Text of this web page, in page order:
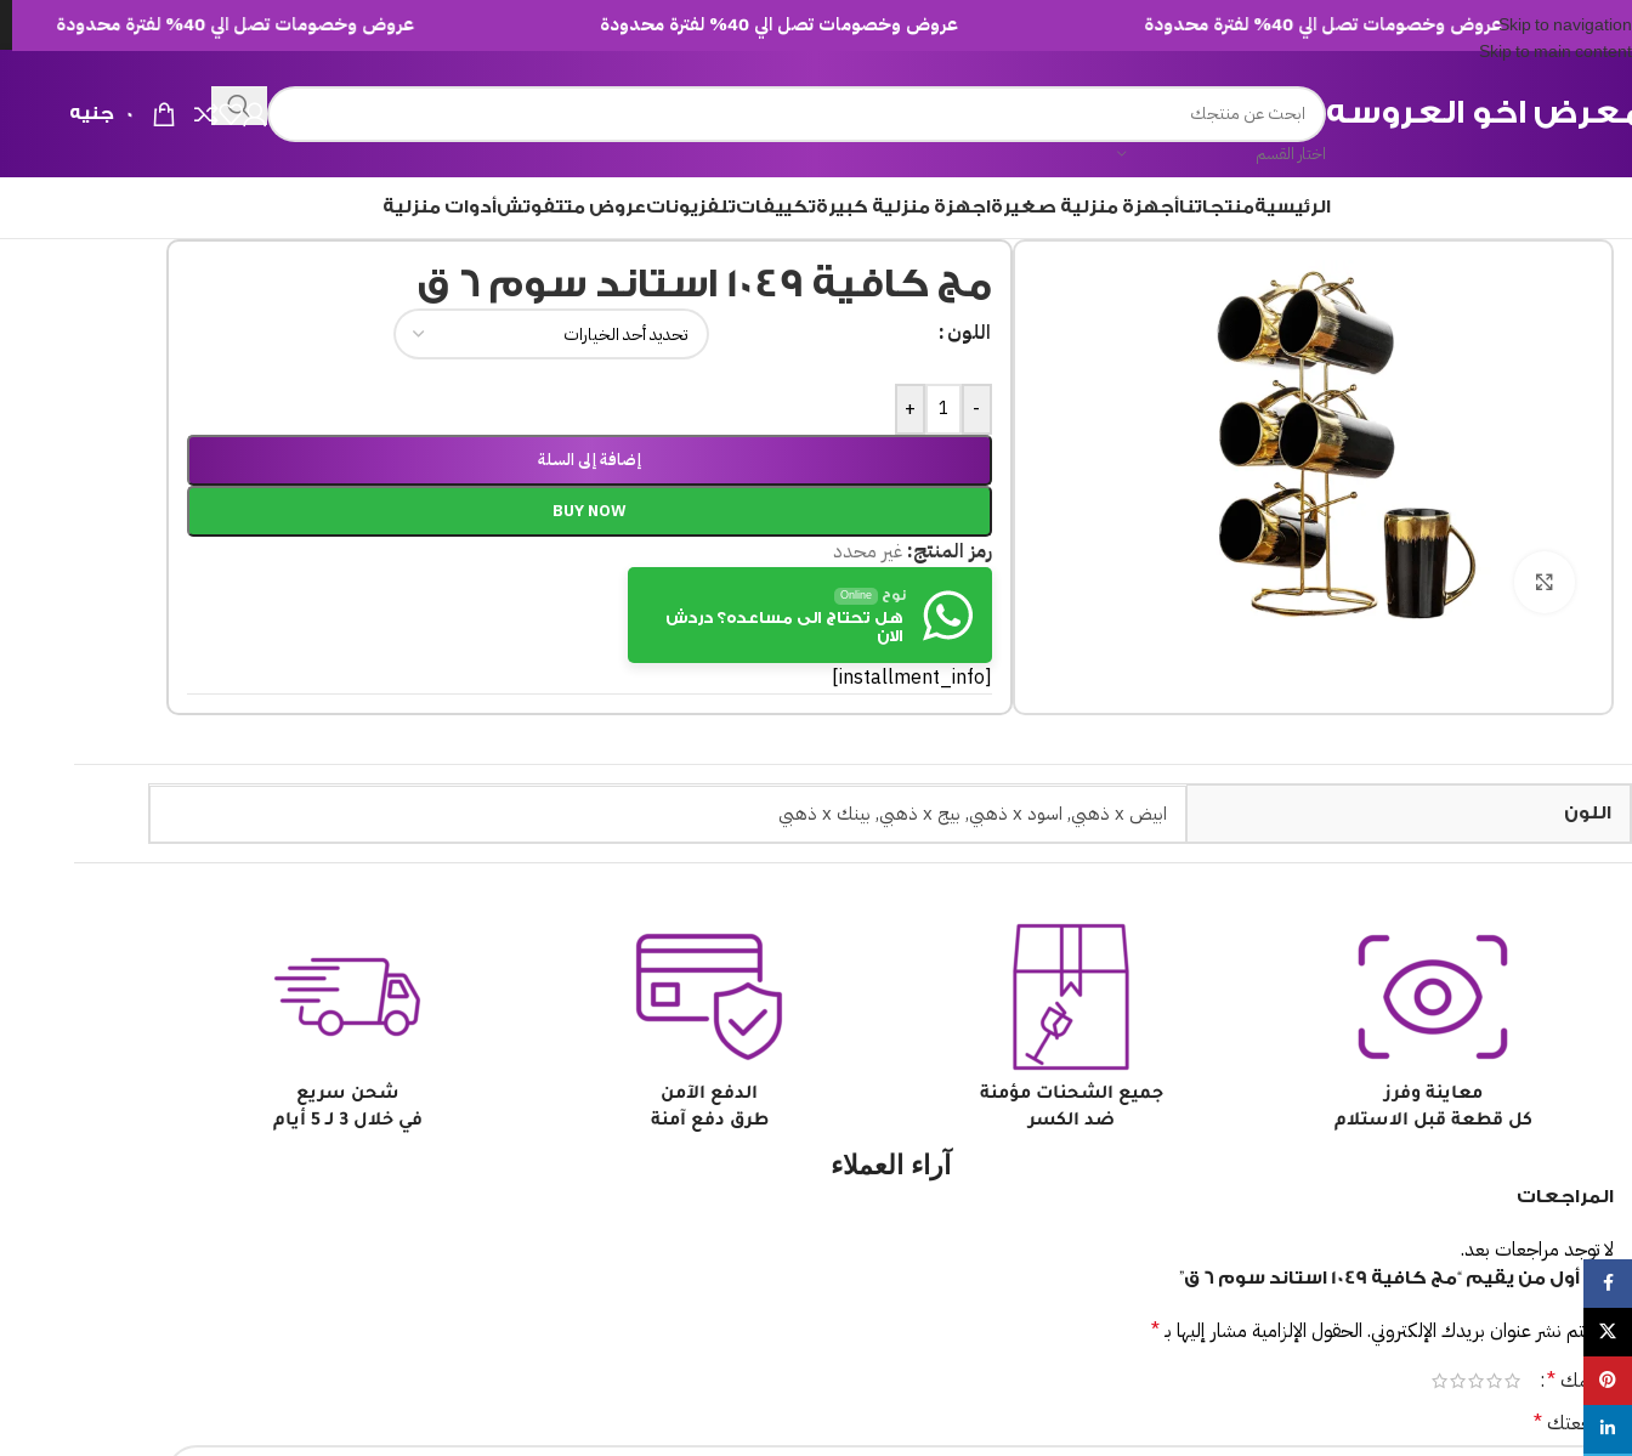
Skip to navigation
Skip to main content
عروض وخصومات تصل الي 40% لفترة محدودة عروض وخصومات تصل الي 40% لفترة محدودة عروض وخصومات تصل الي 40% لفترة محدودة
اخو العروسه
اختار القسم
0 جنيه
الرئيسيةمنتجاتناأجهزة منزلية صغيرةاجهزة منزلية كبيرةتكييفاتتلفزيوناتعروض متتفوتشأدوات منزلية
Click to enlarge
مج كافية 1049 استاند سوم 6 ق
اللون
-
+
إضافة إلى السلة
BUY NOW
رمز المنتج:غير محدد
نوح Online
هل تحتاج الى مساعده؟ دردش
الان
[installment_info]
اللون ابيض x ذهبي , اسود x ذهبي , بيج x ذهبي , بينك x ذهبي
معاينة وفرز
كل قطعة قبل الاستلام
جميع الشحنات مؤمنة
ضد الكسر
الدفع الآمن
طرق دفع آمنة
شحن سريع
في خلال 3 لـ 5 أيام
آراء العملاء
المراجعات
لا توجد مراجعات بعد.
كن أول من يقيم “مج كافية 1049 استاند سوم 6 ق”
لن يتم نشر عنوان بريدك الإلكتروني. الحقول الإلزامية مشار إليها بـ*
تقييمك*
مراجعتك*
Facebook
X
Pinterest
linkedin